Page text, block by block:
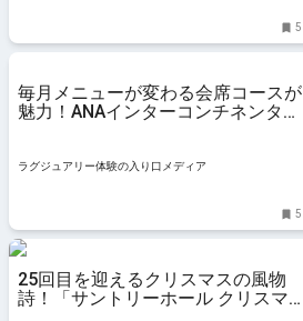
5
毎月メニューが変わる会席コースが
魅力！ANAインターコンチネンタル
ラグジュアリー体験の入り口メディア
5
25回目を迎えるクリスマスの風物
詩！「サントリーホール クリスマ